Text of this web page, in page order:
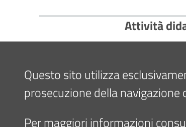
Attività
Attività
Questo sito utilizza
prosecuzione della
Per maggiori informazioni